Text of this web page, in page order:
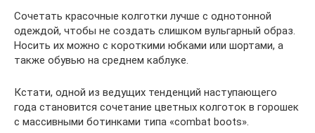
Сочетать красочные колготки лучше с однотонной
одеждой, чтобы не создать слишком вульгарный образ.
Носить их можно с короткими юбками или шортами, а
также обувью на среднем каблуке.
Кстати, одной из ведущих тенденций наступающего
года становится сочетание цветных колготок в горошек
с массивными ботинками типа «combat boots».